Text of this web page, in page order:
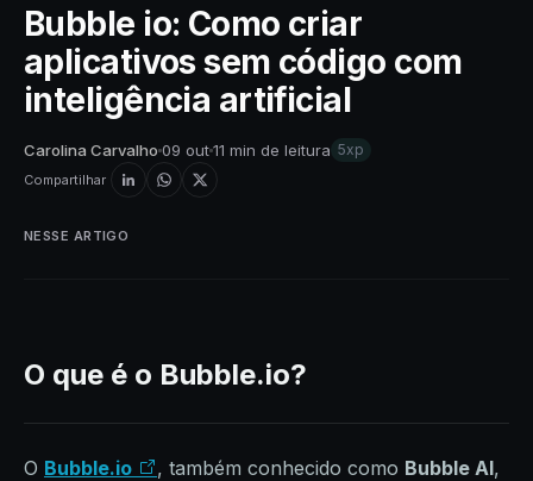
Bubble io: Como criar
aplicativos sem código com
inteligência artificial
Carolina Carvalho 09 out11 min de leitura 5xp
Compartilhar
O que é o Bubble.io?
O Bubble.io , também conhecido como Bubble AI,
NESSE ARTIGO